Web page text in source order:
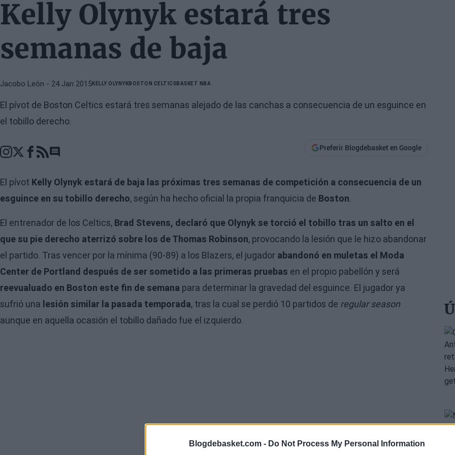
Blogdebasket.com - Do Not Process My Personal Information
Kelly Olynyk estará tres
semanas de baja
Jacobo León - 24 Jan 2015KELLY OLYNYKBOSTON CELTICSBASKET NBA
El pívot de Boston Celtics estará tres semanas alejado de las canchas a consecuencia de un esguince en
el tobillo derecho.
Go to comments section
Preferir Blogdebasket en Google
El pívot Kelly Olynyk estará de baja las próximas tres semanas de competición a consecuencia de un
esguince en su tobillo derecho, según ha hecho oficial la propia franquicia de Boston.
El entrenador de los Celtics, Brad Stevens, declaró que Olynyk se torció el tobillo tras un salto en el
que su pie derecho aterrizó sobre los de Thomas Robinson, provocando la lesión que le hizo abandonar
el partido. Tras vencer por la mínima (90-89) a los Blazers, el jugador abandonó en muletas el Moda
Center de Portland después de ser sometido a las primeras pruebas en el propio pabellón y será
reevualuado en Boston este fin de semana para determinar la gravedad del esguince. El jugador ya
sufrió una lesión similar la pasada temporada, tras la cual se perdió 10 partidos de regular season
aunque en aquella ocasión el tobillo dañado fue el izquierdo.